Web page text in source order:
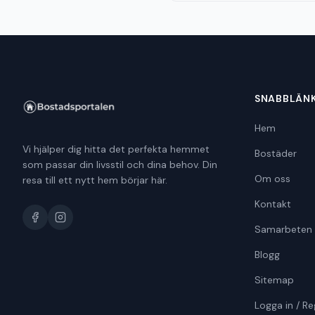
Vi hjälper dig hitta det perfekta hemmet
som passar din livsstil och dina behov. Din
resa till ett nytt hem börjar här.
Hem
Bostäder
Om oss
Kontakt
Samarbeten
Blogg
Sitemap
Logga in /